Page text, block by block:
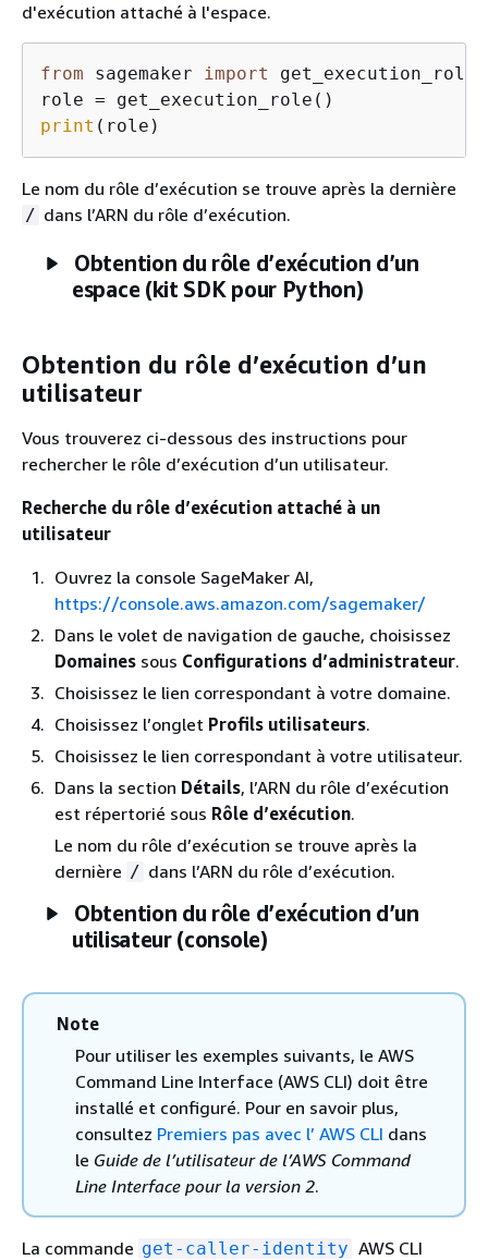
d'exécution attaché à l'espace.
from sagemaker import
get_execution_role
print (role)
Le nom du rôle d’exécution se trouve après la dernière
/ dans l’ARN du rôle d’exécution.
Obtention du rôle d’exécution d’un
espace (kit SDK pour Python)
Obtention du rôle d’exécution d’un
utilisateur
Vous trouverez ci-dessous des instructions pour
rechercher le rôle d’exécution d’un utilisateur.
Recherche du rôle d’exécution attaché à un
utilisateur
Ouvrez la console SageMaker AI,
https://console.aws.amazon.com/sagemaker/
Dans le volet de navigation de gauche, choisissez
Domaines sous Configurations d’administrateur.
Choisissez le lien correspondant à votre domaine.
Choisissez l’onglet Profils utilisateurs.
Choisissez le lien correspondant à votre utilisateur.
Dans la section Détails, l’ARN du rôle d’exécution
est répertorié sous Rôle d’exécution.
Le nom du rôle d’exécution se trouve après la
dernière / dans l’ARN du rôle d’exécution.
Obtention du rôle d’exécution d’un
utilisateur (console)
Note
Pour utiliser les exemples suivants, le AWS
Command Line Interface (AWS CLI) doit être
installé et configuré. Pour en savoir plus,
consultez Premiers pas avec l’ AWS CLI dans
le Guide de l’utilisateur de l’AWS Command
Line Interface pour la version 2.
La commande get-caller-identity AWS CLI